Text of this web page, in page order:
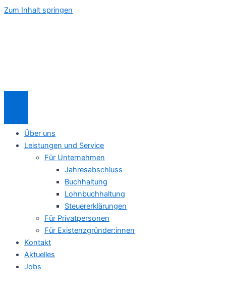
Zum Inhalt springen
Über uns
Leistungen und Service
Für Unternehmen
Jahresabschluss
Buchhaltung
Lohnbuchhaltung
Steuererklärungen
Für Privatpersonen
Für Existenzgründer:innen
Kontakt
Aktuelles
Jobs